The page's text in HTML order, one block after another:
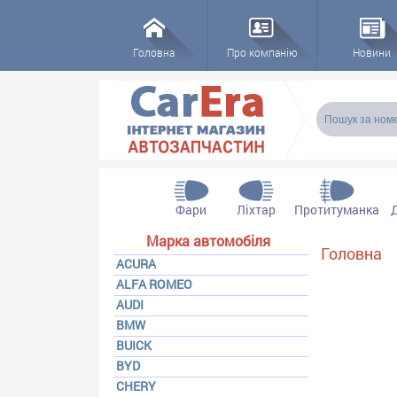
Головна Про компанію Новини
Фари Ліхтар Протитуманка
Марка автомобіля
ACURA
ALFA ROMEO
AUDI
BMW
BUICK
BYD
CHERY
Ви є тут
Головна